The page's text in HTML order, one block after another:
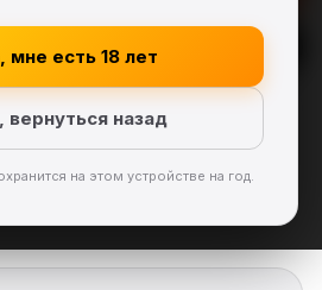
мне есть 18 лет
вернуться назад
на этом устройстве на год.